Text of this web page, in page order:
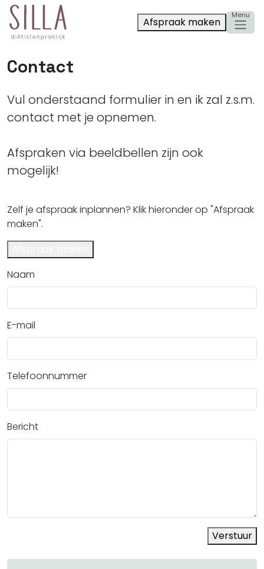
Afspraak maken
Contact
Vul onderstaand formulier in en ik zal z.s.m.
contact met je opnemen.
Afspraken via beeldbellen zijn ook
mogelijk!
Zelf je afspraak inplannen? Klik hieronder op "Afspraak
maken".
Naam
E-mail
Telefoonnummer
Bericht
Verstuur